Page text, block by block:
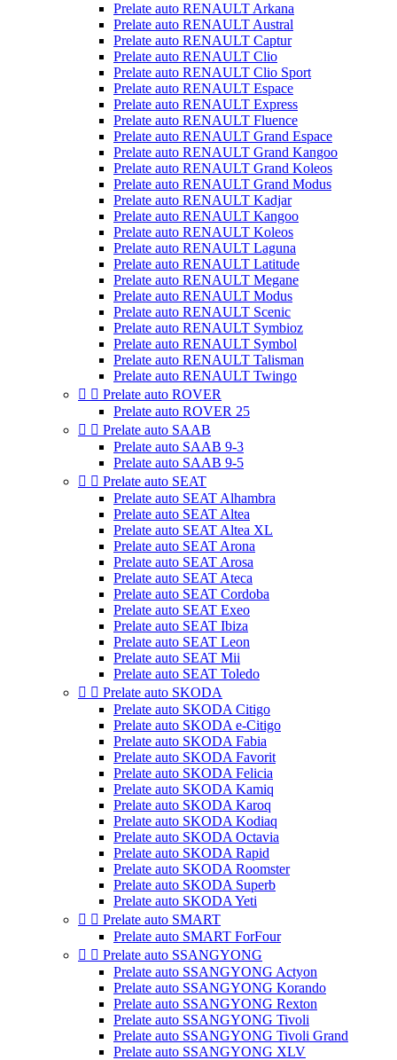
Prelate auto RENAULT Arkana
Prelate auto RENAULT Austral
Prelate auto RENAULT Captur
Prelate auto RENAULT Clio
Prelate auto RENAULT Clio Sport
Prelate auto RENAULT Espace
Prelate auto RENAULT Express
Prelate auto RENAULT Fluence
Prelate auto RENAULT Grand Espace
Prelate auto RENAULT Grand Kangoo
Prelate auto RENAULT Grand Koleos
Prelate auto RENAULT Grand Modus
Prelate auto RENAULT Kadjar
Prelate auto RENAULT Kangoo
Prelate auto RENAULT Koleos
Prelate auto RENAULT Laguna
Prelate auto RENAULT Latitude
Prelate auto RENAULT Megane
Prelate auto RENAULT Modus
Prelate auto RENAULT Scenic
Prelate auto RENAULT Symbioz
Prelate auto RENAULT Symbol
Prelate auto RENAULT Talisman
Prelate auto RENAULT Twingo
  Prelate auto ROVER
Prelate auto ROVER 25
  Prelate auto SAAB
Prelate auto SAAB 9-3
Prelate auto SAAB 9-5
  Prelate auto SEAT
Prelate auto SEAT Alhambra
Prelate auto SEAT Altea
Prelate auto SEAT Altea XL
Prelate auto SEAT Arona
Prelate auto SEAT Arosa
Prelate auto SEAT Ateca
Prelate auto SEAT Cordoba
Prelate auto SEAT Exeo
Prelate auto SEAT Ibiza
Prelate auto SEAT Leon
Prelate auto SEAT Mii
Prelate auto SEAT Toledo
  Prelate auto SKODA
Prelate auto SKODA Citigo
Prelate auto SKODA e-Citigo
Prelate auto SKODA Fabia
Prelate auto SKODA Favorit
Prelate auto SKODA Felicia
Prelate auto SKODA Kamiq
Prelate auto SKODA Karoq
Prelate auto SKODA Kodiaq
Prelate auto SKODA Octavia
Prelate auto SKODA Rapid
Prelate auto SKODA Roomster
Prelate auto SKODA Superb
Prelate auto SKODA Yeti
  Prelate auto SMART
Prelate auto SMART ForFour
  Prelate auto SSANGYONG
Prelate auto SSANGYONG Actyon
Prelate auto SSANGYONG Korando
Prelate auto SSANGYONG Rexton
Prelate auto SSANGYONG Tivoli
Prelate auto SSANGYONG Tivoli Grand
Prelate auto SSANGYONG XLV